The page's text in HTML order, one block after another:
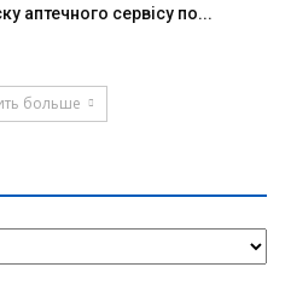
аптечного сервісу по...
больше